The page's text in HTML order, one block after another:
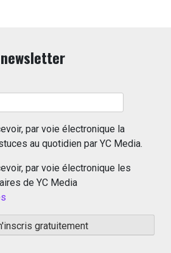
par voie électronique la
au quotidien par YC Media.
par voie électronique les
de YC Media